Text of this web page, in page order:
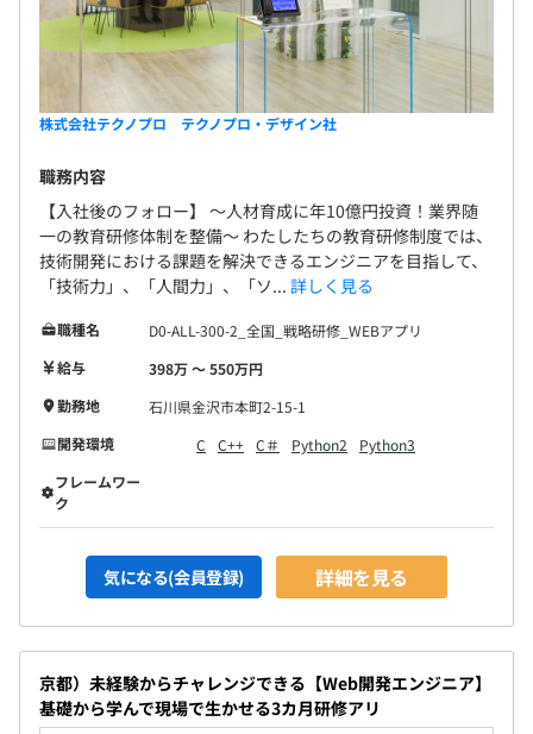
株式会社テクノプロ テクノプロ・デザイン社
職務内容
【入社後のフォロー】 〜人材育成に年10億円投資！業界随
一の教育研修体制を整備〜 わたしたちの教育研修制度では、
技術開発における課題を解決できるエンジニアを目指して、
「技術力」、「人間力」、「ソ... 詳しく見る
職種名
D0-ALL-300-2_全国_戦略研修_WEBアプリ
給与
398万 〜 550万円
勤務地
石川県金沢市本町2-15-1
開発環境
C C++ C＃ Python2
Python3
フレームワー
ク
気になる(会員登録) 詳細を見る
京都）未経験からチャレンジできる【Web開発エンジニア】
基礎から学んで現場で生かせる3カ月研修アリ